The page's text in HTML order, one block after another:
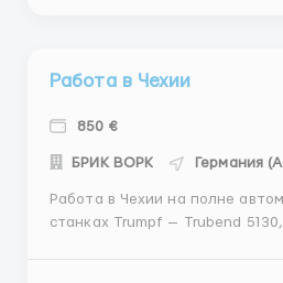
Работа в Чехии
850 €
БРИК ВОРК Германия
Работа в Чехии на полне
станках Trumpf — Trubend